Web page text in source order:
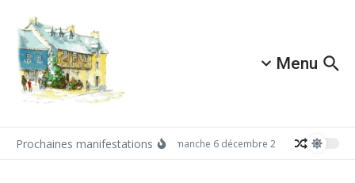
Menu
Prochaines manifestations Dimanche 6 décembre 2026: